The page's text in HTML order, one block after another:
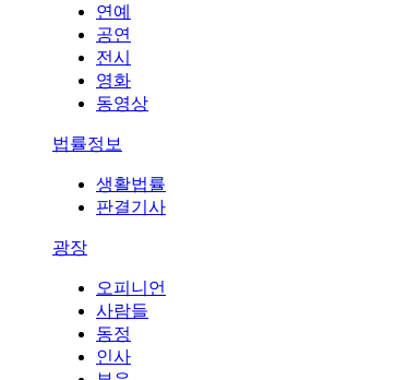
연예
공연
전시
영화
동영상
법률정보
생활법률
판결기사
광장
오피니언
사람들
동정
인사